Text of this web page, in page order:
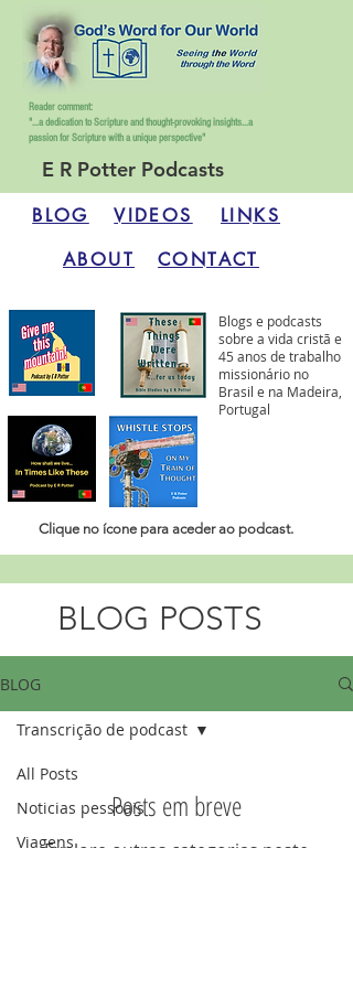
Reader comment:
"...a dedication to Scripture and thought-provoking insights...a
passion for Scripture with a unique perspective"
BLOG VIDEOS
LINKS
ABOUT
CONTACT
Blogs e podcasts
sobre a vida cristã e
45 anos de trabalho
missionário no
Brasil e na Madeira,
Portugal
Clique no ícone para aceder ao podcast.
E R Potter Podcasts
BLOG POSTS
BLOG
All Posts
Noticias pessoais
Viagens
Transcrição de podcast
Posts em breve
Explore outras categorias neste